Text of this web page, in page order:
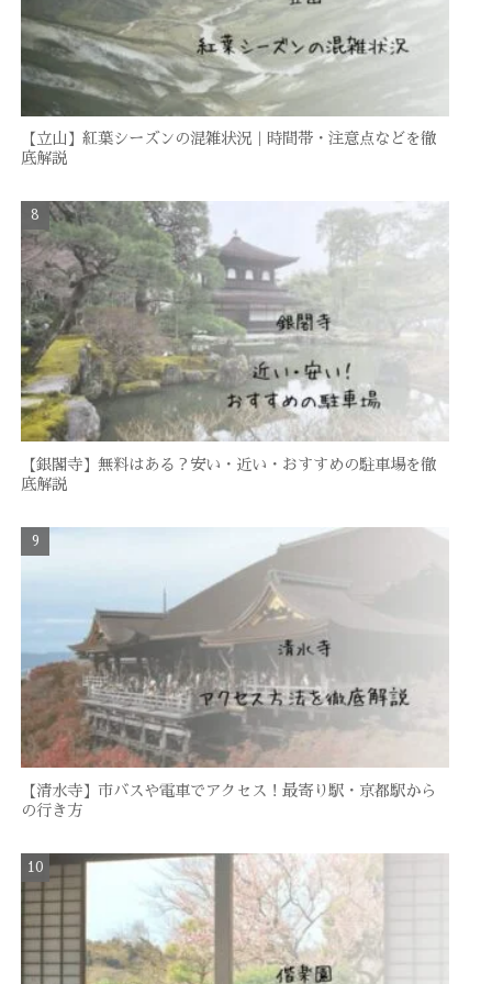
【立山】紅葉シーズンの混雑状況｜時間帯・注意点などを徹
底解説
【銀閣寺】無料はある？安い・近い・おすすめの駐車場を徹
底解説
【清水寺】市バスや電車でアクセス！最寄り駅・京都駅から
の行き方